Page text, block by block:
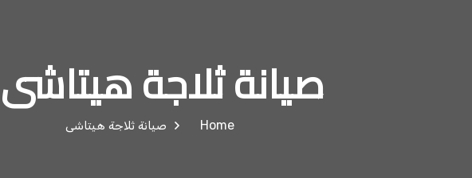
صيانة ثلاجة هيتاشى
Home صيانة ثلاجة هيتاشى